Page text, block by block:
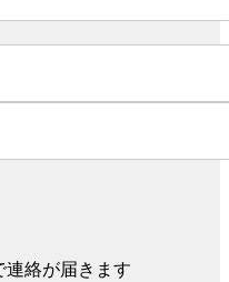
絡が届きます